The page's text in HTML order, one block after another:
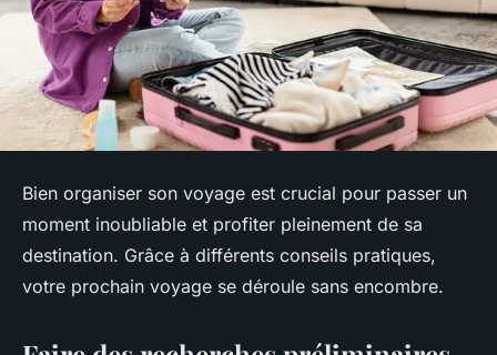
Bien organiser son voyage est crucial pour passer un
moment inoubliable et profiter pleinement de sa
destination. Grâce à différents conseils pratiques,
votre prochain voyage se déroule sans encombre.